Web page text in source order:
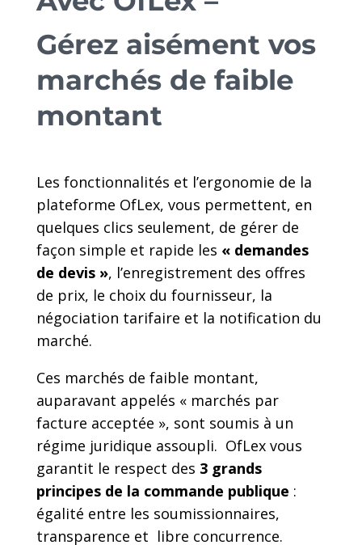
Gérez aisément vos
marchés de faible
montant
Les fonctionnalités et l’ergonomie de la
plateforme OfLex, vous permettent, en
quelques clics seulement, de gérer de
façon simple et rapide les « demandes
de devis », l’enregistrement des offres
de prix, le choix du fournisseur, la
négociation tarifaire et la notification du
marché.
Ces marchés de faible montant,
auparavant appelés « marchés par
facture acceptée », sont soumis à un
régime juridique assoupli. OfLex vous
garantit le respect des 3 grands
principes de la commande publique :
égalité entre les soumissionnaires,
transparence et libre concurrence.